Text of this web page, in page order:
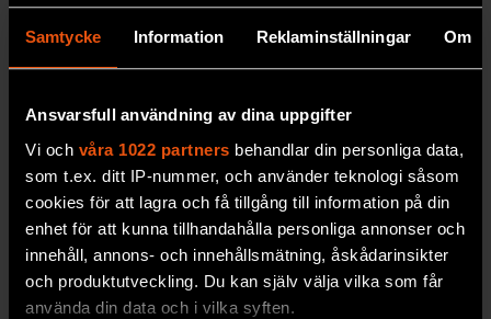
Samtycke Information Reklaminställningar Om
Ansvarsfull användning av dina uppgifter
Vi och våra 1022 partners behandlar din personliga data,
som t.ex. ditt IP-nummer, och använder teknologi såsom
cookies för att lagra och få tillgång till information på din
enhet för att kunna tillhandahålla personliga annonser och
innehåll, annons- och innehållsmätning, åskådarinsikter
och produktutveckling. Du kan själv välja vilka som får
använda din data och i vilka syften.